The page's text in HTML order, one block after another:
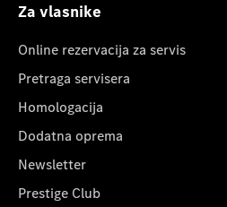
Za vlasnike
Online rezervacija za servis
Pretraga servisera
Homologacija
Dodatna oprema
Newsletter
Prestige Club